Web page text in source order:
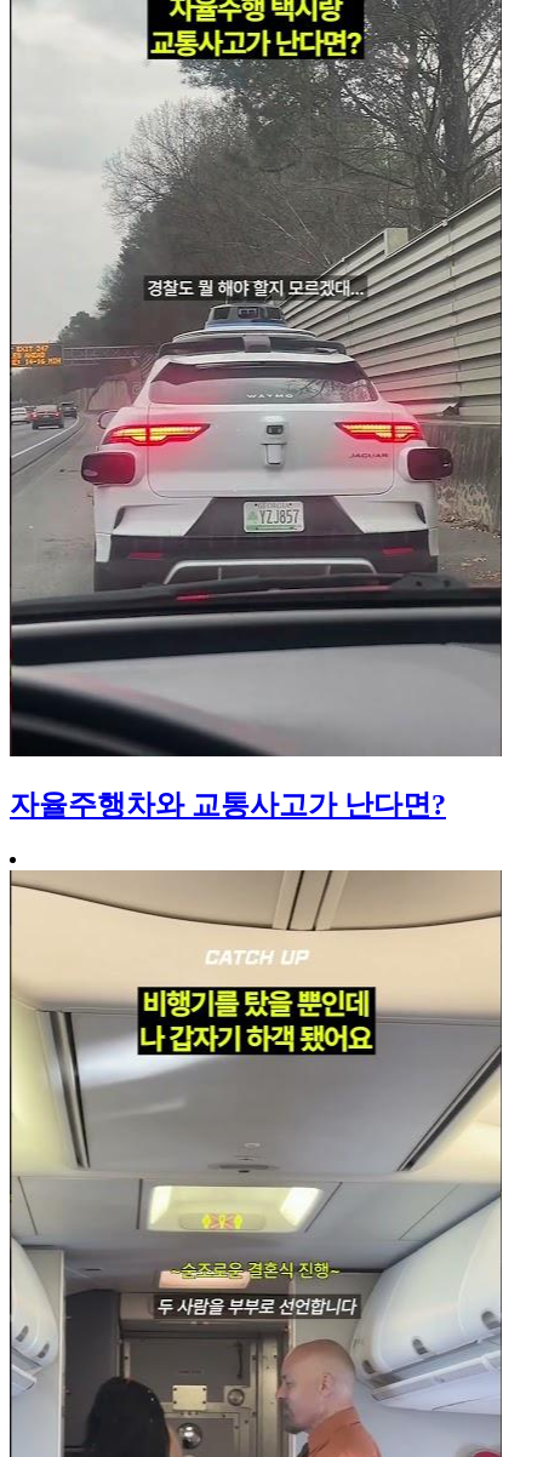
자율주행차와 교통사고가 난다면?